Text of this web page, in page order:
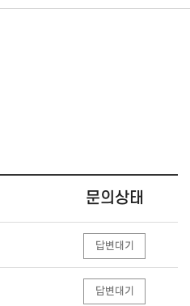
문의상태
답변대기
답변대기